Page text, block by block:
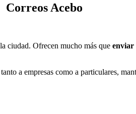
Correos Acebo
ciudad. Ofrecen mucho más que enviar
a empresas como a particulares,